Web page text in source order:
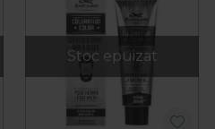
Stoc epuizat